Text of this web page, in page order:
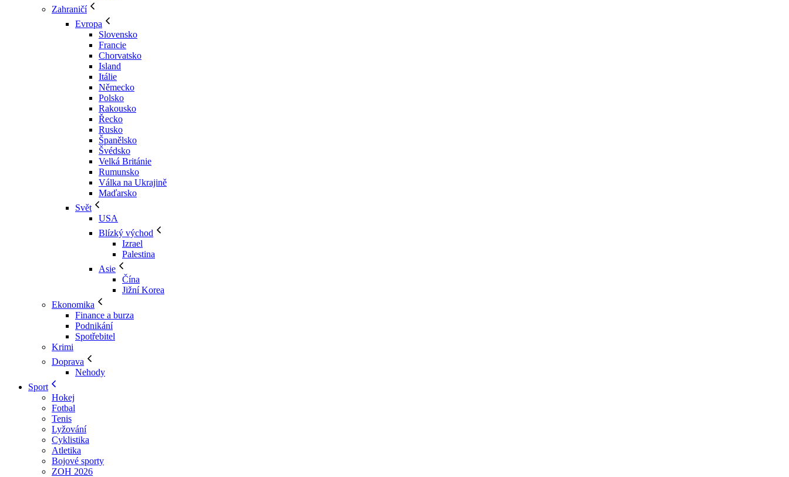
Zahraničí
Evropa
Slovensko
Francie
Chorvatsko
Island
Itálie
Německo
Polsko
Rakousko
Řecko
Rusko
Španělsko
Švédsko
Velká Británie
Rumunsko
Válka na Ukrajině
Maďarsko
Svět
USA
Blízký východ
Izrael
Palestina
Asie
Čína
Jižní Korea
Ekonomika
Finance a burza
Podnikání
Spotřebitel
Krimi
Doprava
Nehody
Sport
Hokej
Fotbal
Tenis
Lyžování
Cyklistika
Atletika
Bojové sporty
ZOH 2026